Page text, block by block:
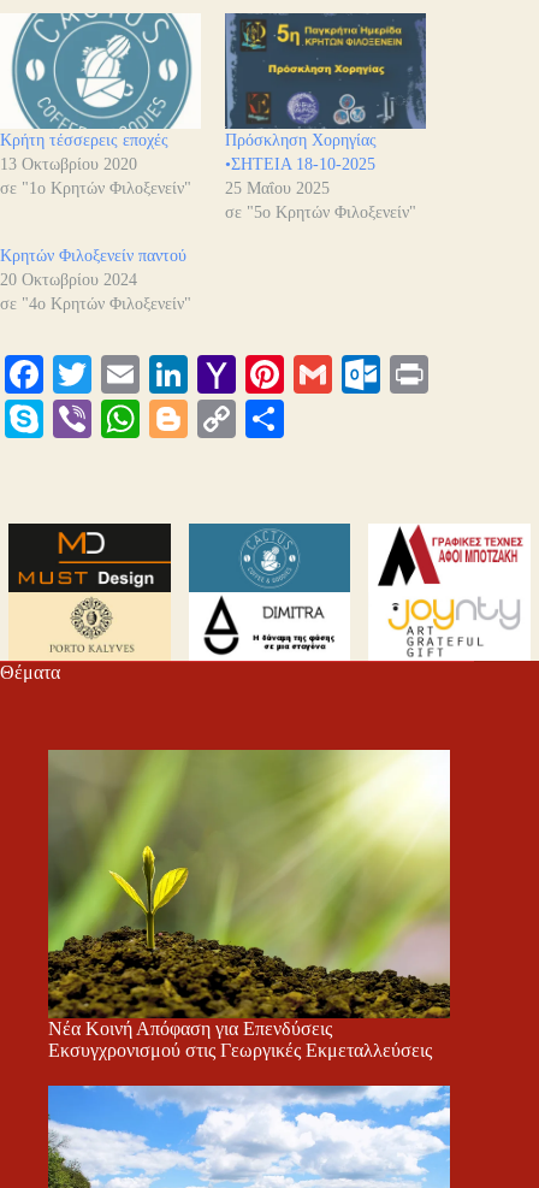
Κρήτη τέσσερεις εποχές
13 Οκτωβρίου 2020
σε "1ο Κρητών Φιλοξενείν"
Πρόσκληση Χορηγίας
•ΣΗΤΕΙΑ 18-10-2025
25 Μαΐου 2025
σε "5ο Κρητών Φιλοξενείν"
Κρητών Φιλοξενείν παντού
20 Οκτωβρίου 2024
σε "4ο Κρητών Φιλοξενείν"
Fa
ce
bo
T
wi
tte
E
m
ail
Li
nk
ed
Y
ah
oo
ail
Pi
t
G
O
.c
o
m
S
Vi W
A
pp
Bl
r
C
Li
nk
α
στ
εί
τε
Θέματα
Νέα Κοινή Απόφαση για Επενδύσεις
Εκσυγχρονισμού στις Γεωργικές Εκμεταλλεύσεις